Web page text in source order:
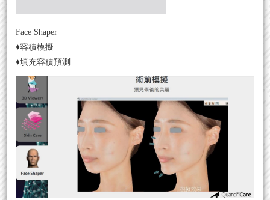
Face Shaper
♦容積模擬
♦填充容積預測